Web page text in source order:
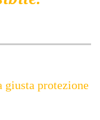
giusta protezione